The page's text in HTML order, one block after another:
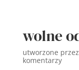
wolne
utworzone przez
komentarzy